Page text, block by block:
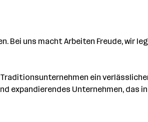
Bei uns macht Arbeiten Freude, wir
ein
expandierendes Unternehmen, das in